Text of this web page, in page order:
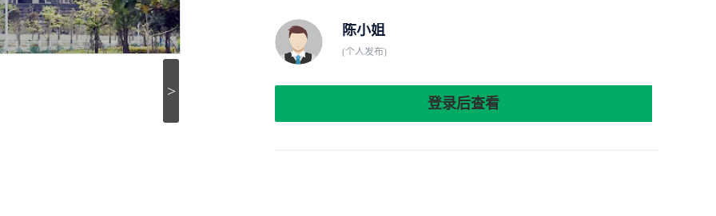
>
陈小姐
(个人发布)
登录后查看